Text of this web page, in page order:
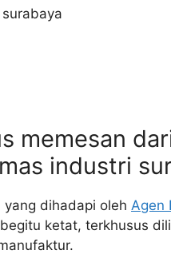
memesan
industri
yang dihadapi oleh Agen
ketat, terkhusus